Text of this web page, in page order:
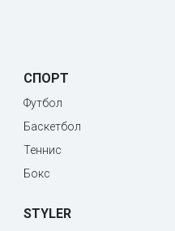
СПОРТ
Футбол
Баскетбол
Теннис
Бокс
STYLER